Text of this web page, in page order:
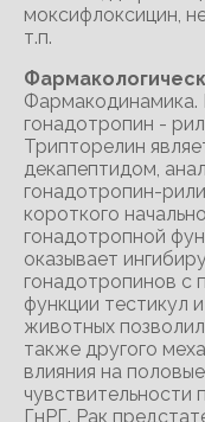
моксифлоксицин,
т.п.
Фармакодинамика.
гонадотропин -
Трипторелин
декапептидом,
гонадотропин-
короткого
гонадотропной
оказывает
гонадотропинов
функции тестикул
животных
также другого
влияния на
чувствительности
ГнРГ. Рак